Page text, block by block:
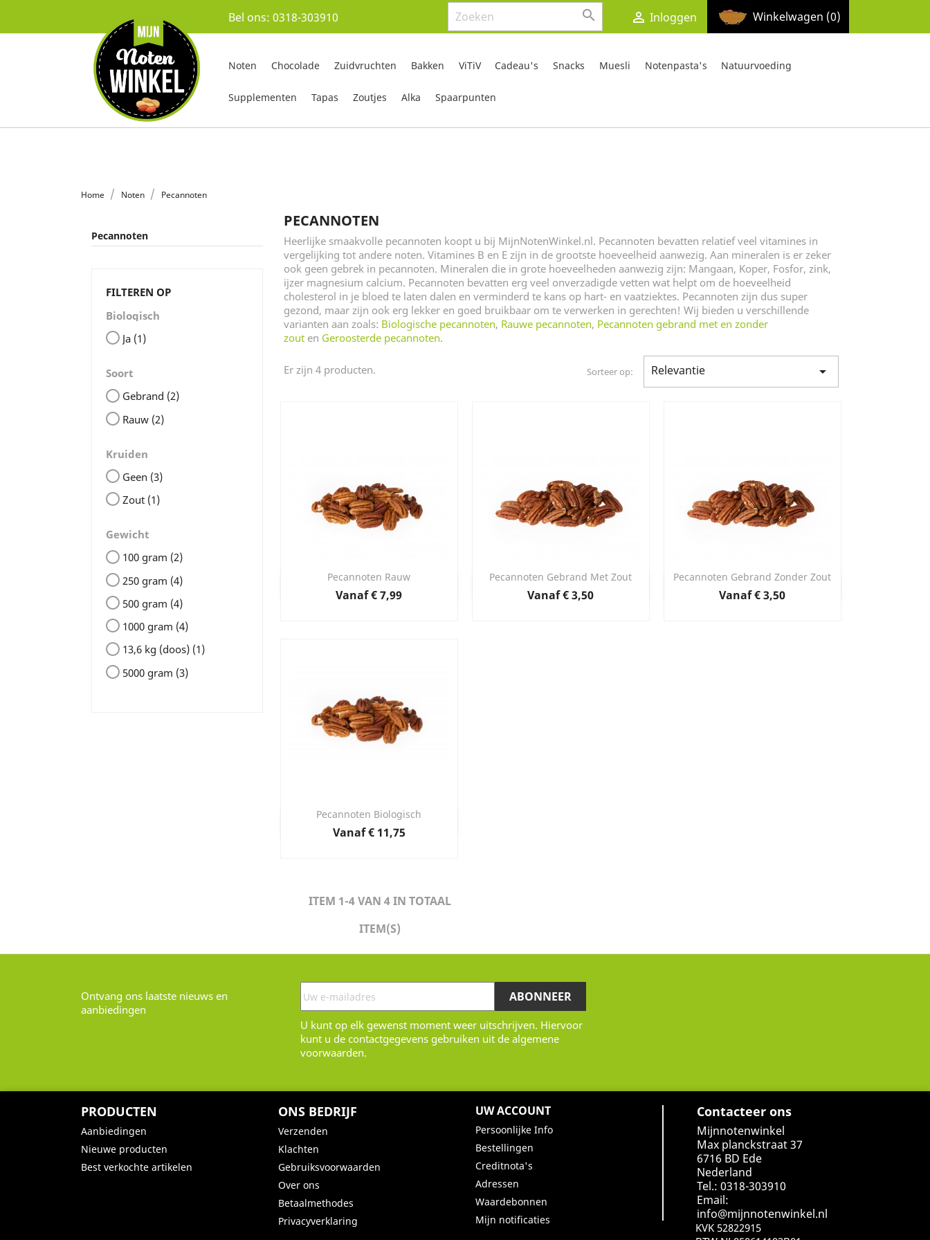
Bel ons: 0318-303910   Inloggen Winkelwagen (0)
Noten Chocolade Zuidvruchten Bakken ViTiV Cadeau's Snacks Muesli Notenpasta's Natuurvoeding
Supplementen Tapas Zoutjes Alka Spaarpunten
Home Noten Pecannoten
Pecannoten
FILTEREN OP
Biologisch
Ja (1)
Soort
Gebrand (2)
Rauw (2)
Kruiden
Geen (3)
Zout (1)
Gewicht
100 gram (2)
250 gram (4)
500 gram (4)
1000 gram (4)
13,6 kg (doos) (1)
5000 gram (3)
PECANNOTEN
Heerlijke smaakvolle pecannoten koopt u bij MijnNotenWinkel.nl. Pecannoten bevatten relatief veel vitamines in
vergelijking tot andere noten. Vitamines B en E zijn in de grootste hoeveelheid aanwezig. Aan mineralen is er zeker
ook geen gebrek in pecannoten. Mineralen die in grote hoeveelheden aanwezig zijn: Mangaan, Koper, Fosfor, zink,
ijzer magnesium calcium. Pecannoten bevatten erg veel onverzadigde vetten wat helpt om de hoeveelheid
cholesterol in je bloed te laten dalen en verminderd te kans op hart- en vaatziektes. Pecannoten zijn dus super
gezond, maar zijn ook erg lekker en goed bruikbaar om te verwerken in gerechten! Wij bieden u verschillende
varianten aan zoals: Biologische pecannoten, Rauwe pecannoten, Pecannoten gebrand met en zonder
zouten Geroosterde pecannoten.
Er zijn 4 producten. Sorteer op: Relevantie 
Pecannoten Rauw
VanafPrijs
€ 7,99
 Snel bekijken
Pecannoten Gebrand Met Zout
VanafPrijs
€ 3,50
 Snel bekijken
Pecannoten Gebrand Zonder Zout
VanafPrijs
€ 3,50
 Snel bekijken
Pecannoten Biologisch
VanafPrijs
€ 11,75
 Snel bekijken
ITEM 1-4 VAN 4 IN TOTAAL
ITEM(S)
Ontvang ons laatste nieuws en
aanbiedingen
U kunt op elk gewenst moment weer uitschrijven. Hiervoor
kunt u de contactgegevens gebruiken uit de algemene
voorwaarden.
PRODUCTEN
Aanbiedingen
Nieuwe producten
Best verkochte artikelen
ONS BEDRIJF
Verzenden
Klachten
Gebruiksvoorwaarden
Over ons
Betaalmethodes
Privacyverklaring
UW ACCOUNT
Persoonlijke Info
Bestellingen
Creditnota's
Adressen
Waardebonnen
Mijn notificaties
Contacteer ons
Mijnnotenwinkel
Max planckstraat 37
6716 BD Ede
Nederland
Tel.: 0318-303910
Email:
info@mijnnotenwinkel.nl
KVK 52822915